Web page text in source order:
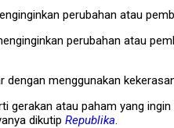
perubahan atau
perubahan atau
dengan menggunakan
atau paham yang
dikutip Republika.